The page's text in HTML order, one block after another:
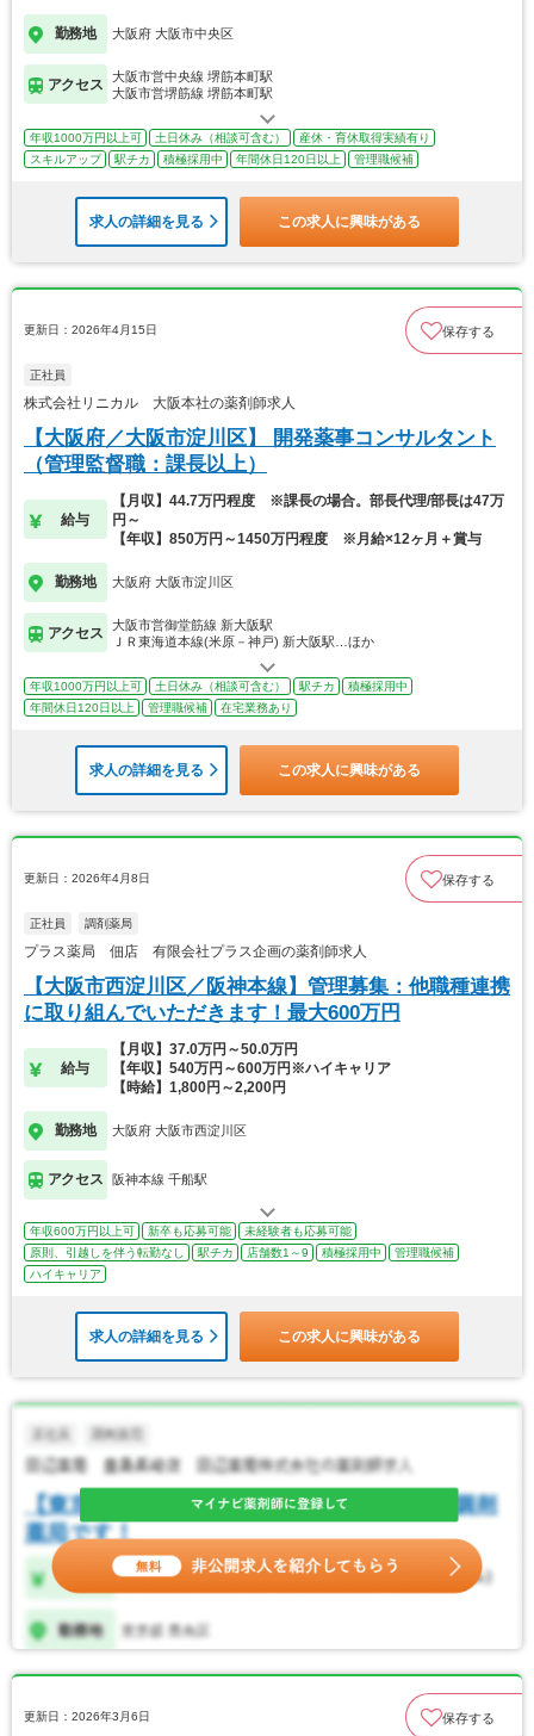
勤務地 大阪府 大阪市中央区
アクセス
大阪市営中央線 堺筋本町駅
大阪市営堺筋線 堺筋本町駅
年収1000万円以上可 土日休み（相談可含む）
産休・育休取得実績有り
スキルアップ
駅チカ 積極採用中 年間休日120日以上 管理職候補
求人の詳細を見る この求人に興味がある
更新日：2026年4月15日 保存する
正社員
株式会社リニカル 大阪本社の薬剤師求人
【大阪府／大阪市淀川区】 開発薬事コンサルタント
（管理監督職：課長以上）
給与
【月収】44.7万円程度 ※課長の場合。部長代理/部長は47万
円～
【年収】850万円～1450万円程度 ※月給×12ヶ月＋賞与
勤務地 大阪府 大阪市淀川区
アクセス
大阪市営御堂筋線 新大阪駅
ＪＲ東海道本線(米原－神戸) 新大阪駅…ほか
年収1000万円以上可 土日休み（相談可含む） 駅チカ
積極採用中
年間休日120日以上
管理職候補 在宅業務あり
求人の詳細を見る この求人に興味がある
更新日：2026年4月8日 保存する
正社員 調剤薬局
プラス薬局 佃店 有限会社プラス企画の薬剤師求人
【大阪市西淀川区／阪神本線】管理募集：他職種連携
に取り組んでいただきます！最大600万円
給与
【月収】37.0万円～50.0万円
【年収】540万円～600万円※ハイキャリア
【時給】1,800円～2,200円
勤務地 大阪府 大阪市西淀川区
アクセス 阪神本線 千船駅
年収600万円以上可 新卒も応募可能
未経験者も応募可能
原則、引越しを伴う転勤なし
駅チカ 店舗数1～9 積極採用中
管理職候補
ハイキャリア
求人の詳細を見る この求人に興味がある
更新日：2026年3月6日 保存する